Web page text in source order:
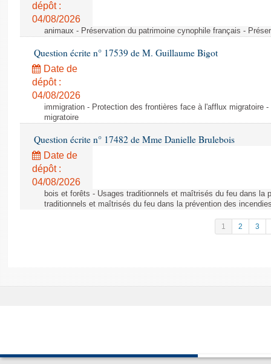
dépôt :
04/08/2026
animaux - Préservation du patrimoine cynophile français -
Question écrite n° 17539 de M. Guillaume Bigot
Date de
dépôt :
04/08/2026
immigration - Protection des frontières face à l'afflux migratoire
migratoire
Question écrite n° 17482 de Mme Danielle Brulebois
Date de
dépôt :
04/08/2026
bois et forêts - Usages traditionnels et maîtrisés du feu dans la
traditionnels et maîtrisés du feu dans la prévention des
1 2 3